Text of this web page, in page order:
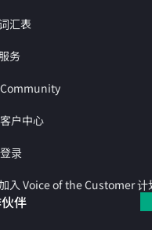
汇表
务
Community
户中心
录
入 Voice of the Customer 计
伴